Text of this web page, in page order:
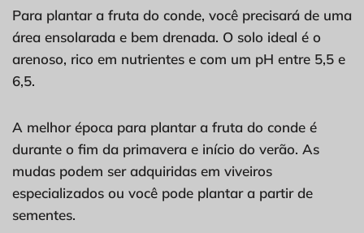
Para plantar a fruta do conde, você precisará de uma
área ensolarada e bem drenada. O solo ideal é o
arenoso, rico em nutrientes e com um pH entre 5,5 e
6,5.
A melhor época para plantar a fruta do conde é
durante o fim da primavera e início do verão. As
mudas podem ser adquiridas em viveiros
especializados ou você pode plantar a partir de
sementes.